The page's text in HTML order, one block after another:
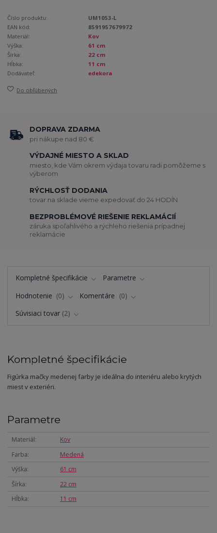
Číslo produktu:
UM1053-L
EAN kód:
8591957679972
Materiál:
Kov
Výška:
61 cm
Šírka:
22 cm
Hĺbka:
11 cm
Dodávateľ:
edekora
Do obľúbených
DOPRAVA ZDARMA
pri nákupe nad 80 €
VÝDAJNÉ MIESTO A SKLAD
miesto, kde Vám okrem výdaja tovaru radi pomôžeme s
výberom
RÝCHLOSŤ DODANIA
tovar na sklade vieme expedovať do 24 HODÍN
BEZPROBLÉMOVÉ RIEŠENIE REKLAMÁCIÍ
záruka spoľahlivého a rýchleho riešenia prípadnej
reklamácie
Kompletné špecifikácie
Parametre
Hodnotenie
0 Komentáre
0
Súvisiaci tovar 2
Kompletné špecifikácie
Figúrka mačky medenej farby je ideálna do interiéru alebo krytých
miest v exteriéri.
Parametre
Materiál
Kov
Farba
Medená
Výška
61 cm
Šírka
22 cm
Hĺbka
11 cm